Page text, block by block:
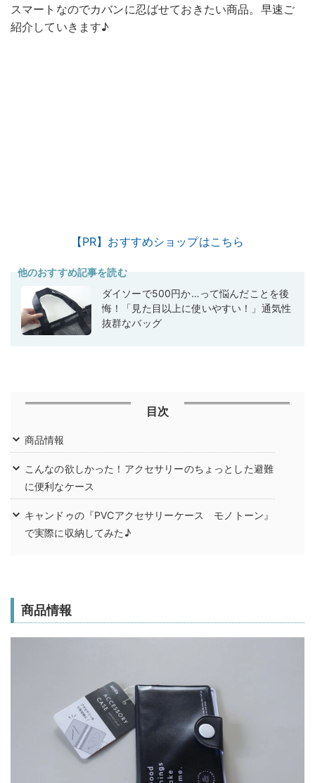
スマートなのでカバンに忍ばせておきたい商品。早速ご
紹介していきます♪
【PR】おすすめショップはこちら
他のおすすめ記事を読む
ダイソーで500円か…って悩んだことを後
悔！「見た目以上に使いやすい！」通気性
抜群なバッグ
目次
商品情報
こんなの欲しかった！アクセサリーのちょっとした避難
に便利なケース
キャンドゥの『PVCアクセサリーケース モノトーン』
で実際に収納してみた♪
商品情報